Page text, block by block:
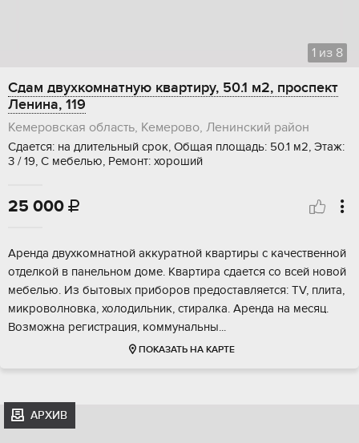
1 из 8
Сдам двухкомнатную квартиру, 50.1 м2, проспект
Ленина, 119
Кемеровская область, Кемерово, Ленинский район
Сдается: на длительный срок, Общая площадь: 50.1 м2, Этаж:
3 / 19, С мебелью, Ремонт: хороший
25 000 
Аренда двухкомнатной аккуратной квартиры с качественной
отделкой в панельном доме. Квартира сдается со всей новой
мебелью. Из бытовых приборов предоставляется: TV, плита,
микроволновка, холодильник, стиралка. Аренда на месяц.
Возможна регистрация, коммунальны...
ПОКАЗАТЬ НА КАРТЕ
АРХИВ